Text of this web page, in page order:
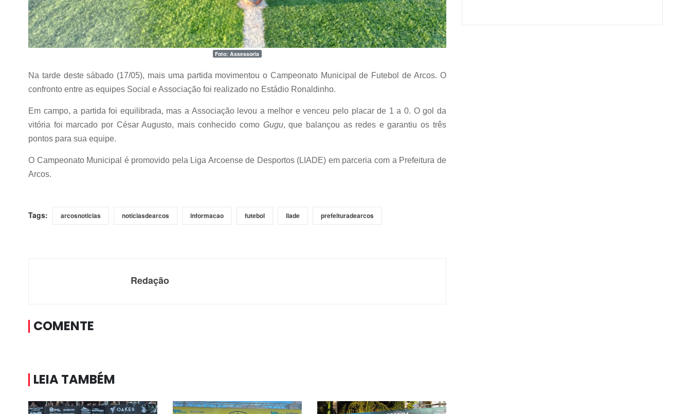
Foto: Assessoria
Na tarde deste sábado (17/05), mais uma partida movimentou o Campeonato Municipal de Futebol de Arcos. O
confronto entre as equipes Social e Associação foi realizado no Estádio Ronaldinho.
Em campo, a partida foi equilibrada, mas a Associação levou a melhor e venceu pelo placar de 1 a 0. O gol da
vitória foi marcado por César Augusto, mais conhecido como Gugu, que balançou as redes e garantiu os três
pontos para sua equipe.
O Campeonato Municipal é promovido pela Liga Arcoense de Desportos (LIADE) em parceria com a Prefeitura de
Arcos.
Tags: arcosnoticias noticiasdearcos informacao futebol liade prefeituradearcos
Redação
COMENTE
LEIA TAMBÉM